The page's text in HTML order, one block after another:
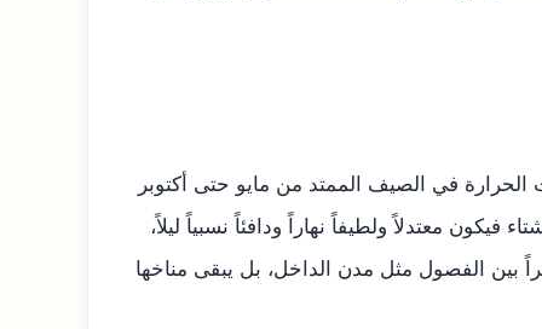
في الصيف الممتد من مايو حتى أكتوبر
فيكون معتدلاً ولطيفاً نهاراً ودافئاً نسبياً ليلاً،
كبيراً بين الفصول مثل مدن الداخل، بل يبقى مناخها